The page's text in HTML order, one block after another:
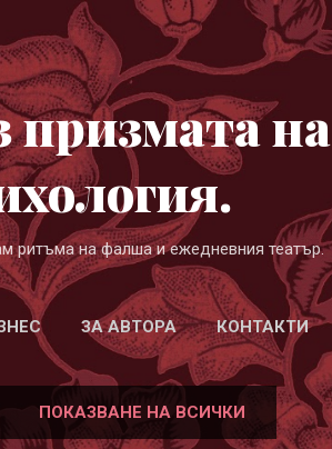
призмата на
ритъма на фалша и ежедневния театър.
ЗА АВТОРА КОНТАКТИ
ПОКАЗВАНЕ НА ВСИЧКИ